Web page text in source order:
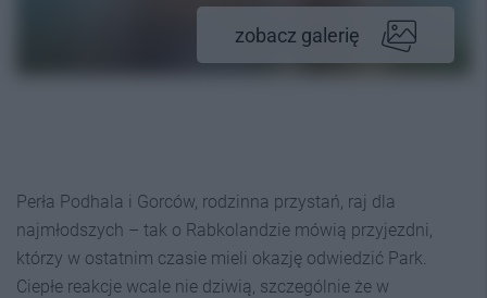
zobacz galerię
Perła Podhala i Gorców, rodzinna przystań, raj dla
najmłodszych – tak o Rabkolandzie mówią przyjezdni,
którzy w ostatnim czasie mieli okazję odwiedzić Park.
Ciepłe reakcje wcale nie dziwią, szczególnie że w